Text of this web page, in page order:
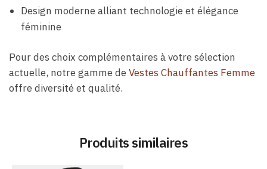
Design moderne alliant technologie et élégance
féminine
Pour des choix complémentaires à votre sélection
actuelle, notre gamme deVestes Chauffantes Femme
offre diversité et qualité.
Produits similaires